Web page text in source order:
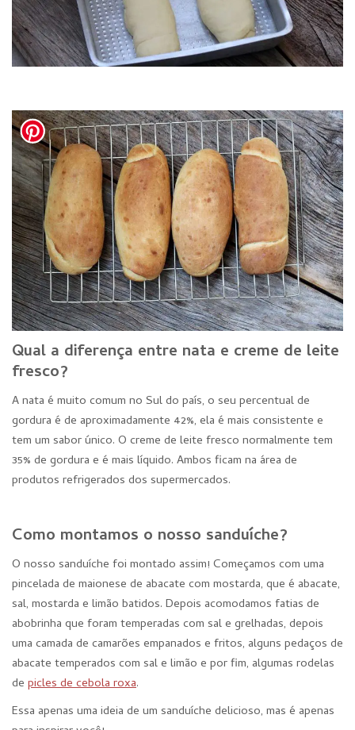
Qual a diferença entre nata e creme de leite
fresco?
A nata é muito comum no Sul do país, o seu percentual de
gordura é de aproximadamente 42%, ela é mais consistente e
tem um sabor único. O creme de leite fresco normalmente tem
35% de gordura e é mais líquido. Ambos ficam na área de
produtos refrigerados dos supermercados.
Como montamos o nosso sanduíche?
O nosso sanduíche foi montado assim! Começamos com uma
pincelada de maionese de abacate com mostarda, que é abacate,
sal, mostarda e limão batidos. Depois acomodamos fatias de
abobrinha que foram temperadas com sal e grelhadas, depois
uma camada de camarões empanados e fritos, alguns pedaços de
abacate temperados com sal e limão e por fim, algumas rodelas
de picles de cebola roxa.
Essa apenas uma ideia de um sanduíche delicioso, mas é apenas